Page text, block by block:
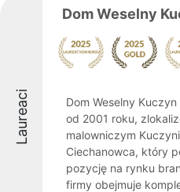
Laureaci
Dom Weselny
Dom Weselny
od 2001 roku,
malowniczym
Ciechanowca, który
pozycję na rynku
firmy obejmuje